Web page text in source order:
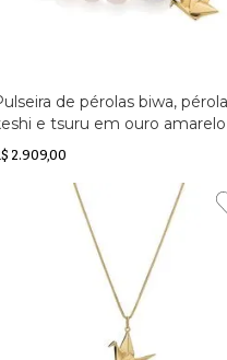
de pérolas biwa, pérola
e tsuru em ouro amarelo
2.909,00